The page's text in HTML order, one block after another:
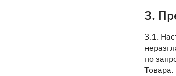
3.
3.1.
по
Товара.